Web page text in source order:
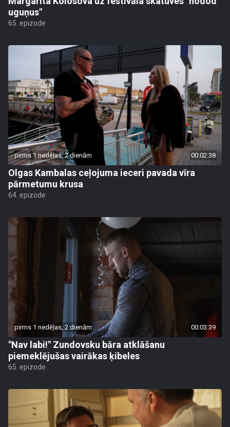
uguņus"
65. epizode
pirms 1 nedēļas, 2 dienām 00:02:38
Olgas Kambalas ceļojuma ieceri pavada vīra
pārmetumu krusa
64. epizode
pirms 1 nedēļas, 2 dienām 00:03:39
"Nav labi!" Zundovsku bāra atklāšanu
piemeklējušas vairākas ķibeles
65. epizode